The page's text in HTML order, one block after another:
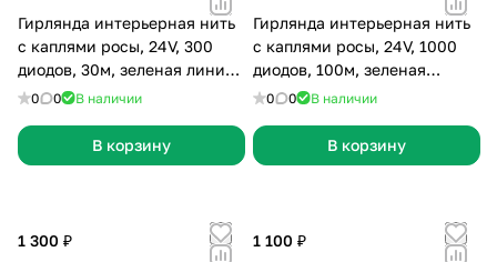
Гирлянда интерьерная нить
с каплями росы, 24V, 300
диодов, 30м, зеленая линия,
холодный белый с
0 0 В наличии
В корзину
Гирлянда интерьерная нить
с каплями росы, 24V, 1000
диодов, 100м, зеленая
линия, тепло-белая с
0 0 В наличии
В корзину
1 300 ₽
1 100 ₽